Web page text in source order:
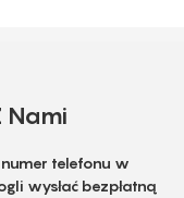
Nami
telefonu w
wysłać bezpłatną